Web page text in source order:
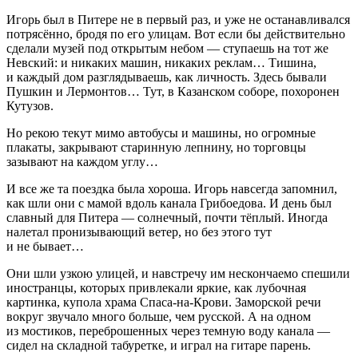
Игорь был в Питере не в первый раз, и уже не останавливался
потрясённо, бродя по его улицам. Вот если бы действительно
сделали музей под открытым небом — ступаешь на тот же
Невский: и никаких машин, никаких реклам… Тишина,
и каждый дом разглядываешь, как личность. Здесь бывали
Пушкин и Лермонтов… Тут, в Казанском соборе, похоронен
Кутузов.
Но рекою текут мимо автобусы и машины, но огромные
плакаты, закрывают старинную лепнину, но торговцы
зазывают на каждом углу…
И все же та поездка была хороша. Игорь навсегда запомнил,
как шли они с мамой вдоль канала Грибоедова. И день был
славный для Питера — солнечный, почти тёплый. Иногда
налетал пронизывающий ветер, но без этого тут
и не бывает…
Они шли узкою улицей, и навстречу им нескончаемо спешили
иностранцы, которых привлекали яркие, как лубочная
картинка, купола храма Спаса-на-Крови. Заморской речи
вокруг звучало много больше, чем русской. А на одном
из мостиков, переброшенных через темную воду канала —
сидел на складной табуретке, и играл на гитаре парень.